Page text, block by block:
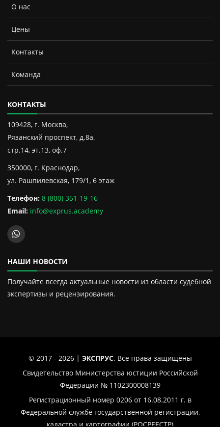
О нас
Цены
Контакты
Команда
КОНТАКТЫ
109428, г. Москва,
Рязанский проспект, д.8а,
стр.14, эт.13, оф.7
350000, г. Краснодар,
ул. Рашпилевская, 179/1, 6 этаж
Телефон: 8 (800) 351-19-16
Email: info@exprus.academy
НАШИ НОВОСТИ
Получайте всегда актуальные новости из области судебной
экспертизы и рецензирования.
© 2017 - 2026 | ЭКСПРУС. Все права защищены
Свидетельство Министерства юстиции Российской
Федерации № 1102300008139
Регистрационный номер 0206 от 16.08.2011 г. в
Федеральной службе государственной регистрации,
кадастра и картографии (РОСРЕЕСТР)